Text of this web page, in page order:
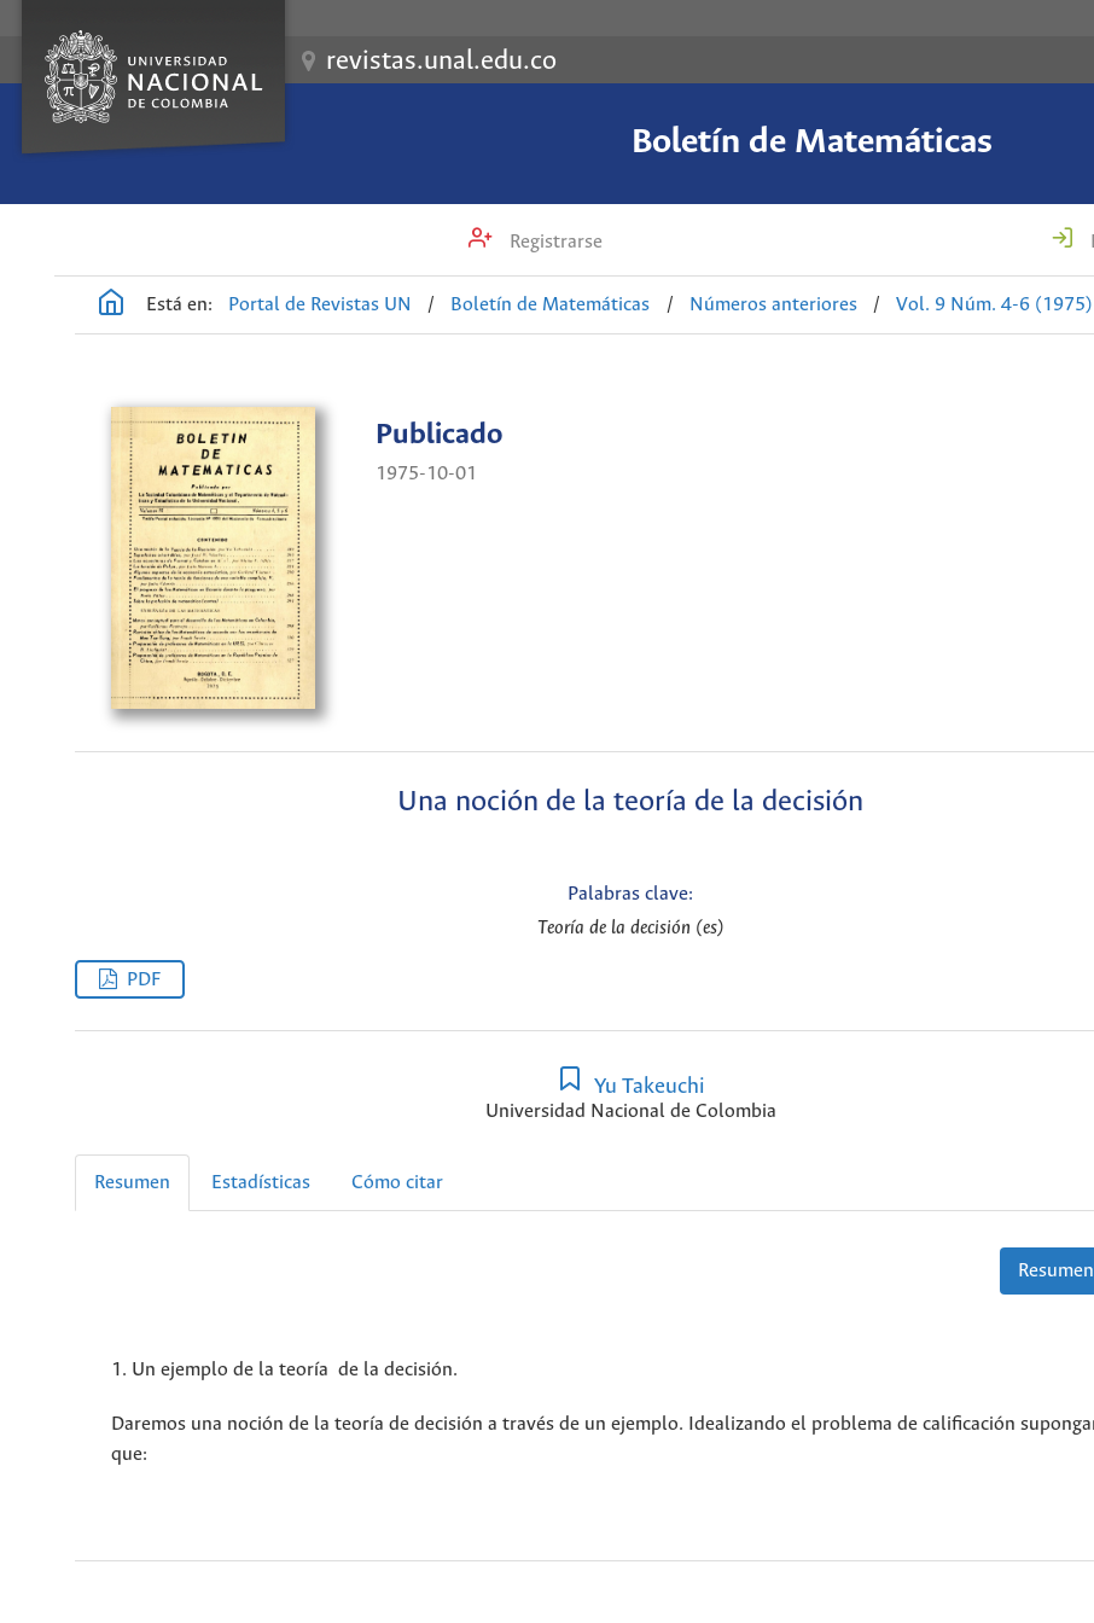
revistas.unal.edu.co
Boletín de Matemáticas
Registrarse
Está en: Portal de Revistas UN / Boletín de Matemáticas / Números anteriores / Vol. 9 Núm. 4-6 (1975)
Publicado
1975-10-01
Una noción de la teoría de la decisión
Palabras clave:
Teoría de la decisión (es)
PDF
Yu Takeuchi
Universidad Nacional de Colombia
Resumen Estadísticas Cómo citar
1. Un ejemplo de la teoría de la decisión.
Daremos una noción de la teoría de decisión a través de un ejemplo. Idealizando el problema de calificación
que: